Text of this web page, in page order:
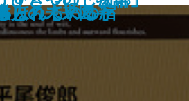
かった
オ深夜便
術
ラスラ読める
しの未来図―
ほんものの宿
られているか
人